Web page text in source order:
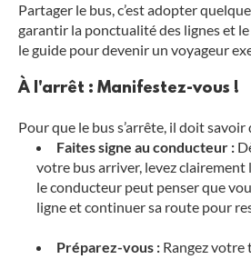
Partager le bus, c’est adopter
garantir la ponctualité des lignes et
le guide pour devenir un voyageur
À l'arrêt : Manifestez-vous !
Pour que le bus s’arrête, il doit savoir
Faites signe au conducteur :
votre bus arriver, levez clairement
le conducteur peut penser que
ligne et continuer sa route pour
Préparez-vous : Rangez votre